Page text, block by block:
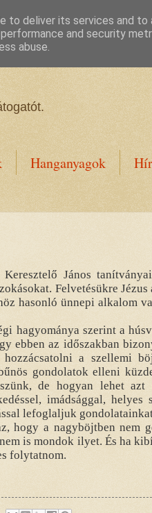
Hanganyagok
János
Felvetésükre
hasonló ünnepi alkalom
hagyománya szerint a
ebben az időszakban
hozzácsatolni a szellemi
gondolatok elleni
de hogyan lehet
imádsággal, helyes
lefoglaljuk
hogy a nagyböjtben nem
is mondok ilyet. És ha
folytatnom.
to deliver its services and to
and security
abuse.